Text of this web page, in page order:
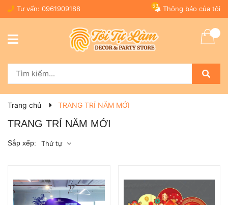
Tư vấn: 0961909188 Thông báo của tôi
53
Trang chủ TRANG TRÍ NĂM MỚI
TRANG TRÍ NĂM MỚI
Sắp xếp: Thứ tự